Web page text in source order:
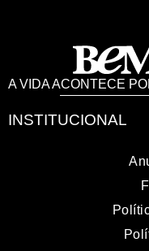
A VIDA ACONTECE
INSTITUCIONAL